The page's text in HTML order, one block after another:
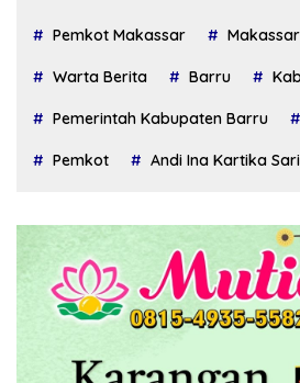
Pemkot Makassar Makassar
Warta Berita Barru
Pemerintah Kabupaten Barru
Pemkot Andi Ina Kartika Sari